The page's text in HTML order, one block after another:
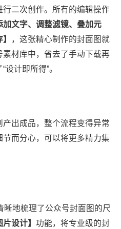
行二次创作。所有的编辑操作
加文字、调整滤镜、叠加元
，这张精心制作的封面图就
材库中，省去了手动下载再
设计即所得”。
出成品，整个流程变得异常
而分心，可以将更多精力集
晰地梳理了公众号封面图的尺
片设计】 功能，将专业级的封